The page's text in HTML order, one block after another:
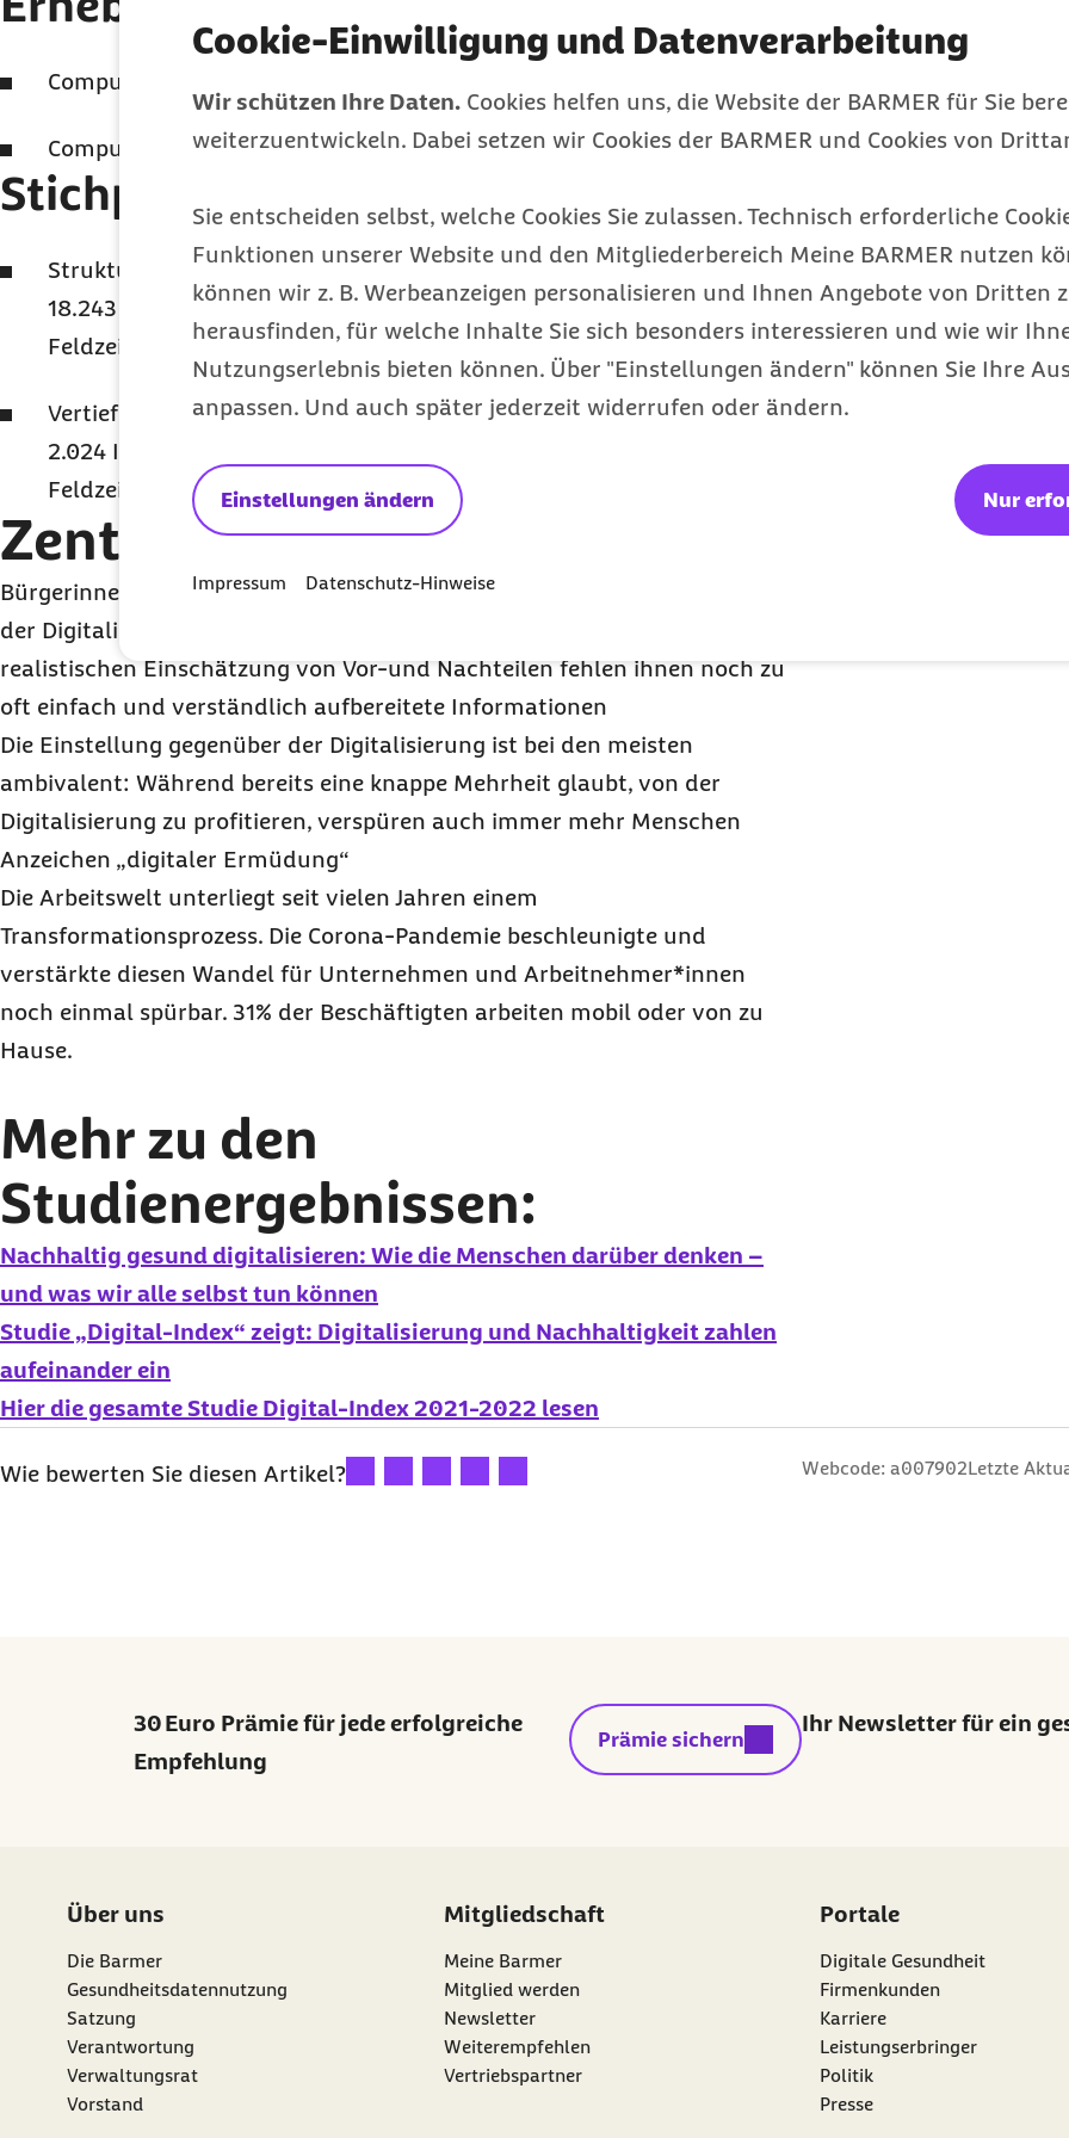
Cookie-Einwilligung und Datenverarbeitung
Wir schützen Ihre Daten. Cookies helfen uns, die Website der BARMER für Sie
weiterzuentwickeln. Dabei setzen wir Cookies der BARMER und Cookies von
Sie entscheiden selbst, welche Cookies Sie zulassen. Technisch erforderliche
Funktionen unserer Website und den Mitgliederbereich Meine BARMER nutzen
können wir z. B. Werbeanzeigen personalisieren und Ihnen Angebote von Dritten
herausfinden, für welche Inhalte Sie sich besonders interessieren und wie wir
Nutzungserlebnis bieten können. Über "Einstellungen ändern" können Sie Ihre
anpassen. Und auch später jederzeit widerrufen oder ändern.
Einstellungen ändern Nur
Impressum Datenschutz-Hinweise
Computergestützte persönlich-mündliche Interviews (CAPI)
ComputergestützteOnline-Interviews (CAWI)
Stichprobe:
Strukturbefragung:
18.243 Interviews in Deutschland
Feldzeit August 2020 bis Juli 2021
Vertiefungsbefragung:
2.024 Interviews in Deutschland
Feldzeit Juli 2021
Zentrale Erkenntnisse:
Bürgerinnen und Bürger haben große Schwierigkeiten, die Auswirkungen
der Digitalisierung auf die ökologische Nachhaltigkeit einzuschätzen. Zur
realistischen Einschätzung von Vor-und Nachteilen fehlen ihnen noch zu
oft einfach und verständlich aufbereitete Informationen
Die Einstellung gegenüber der Digitalisierung ist bei den meisten
ambivalent: Während bereits eine knappe Mehrheit glaubt, von der
Digitalisierung zu profitieren, verspüren auch immer mehr Menschen
Anzeichen „digitaler Ermüdung“
Die Arbeitswelt unterliegt seit vielen Jahren einem
Transformationsprozess. Die Corona-Pandemie beschleunigte und
verstärkte diesen Wandel für Unternehmen und Arbeitnehmer*innen
noch einmal spürbar. 31% der Beschäftigten arbeiten mobil oder von zu
Hause.
Mehr zu den
Studienergebnissen:
Nachhaltig gesund digitalisieren: Wie die Menschen darüber denken –
und was wir alle selbst tun können
Studie „Digital-Index“ zeigt: Digitalisierung und Nachhaltigkeit zahlen
aufeinander ein
Hier die gesamte Studie Digital-Index 2021-2022 lesen
Wie bewerten Sie diesen Artikel?Ihre Bewertung: 1 Stern
Ihre Bewertung: 2 Sterne
Ihre Bewertung: 3 Sterne
Ihre Bewertung: 4 Sterne
Ihre Bewertung: 5 Sterne Webcode: a007902Letzte
30 Euro Prämie für jede erfolgreiche
Empfehlung
externer Link:
Prämie sichern
Ihr Newsletter für ein
Über uns
Die Barmer
Gesundheitsdatennutzung
Satzung
Verantwortung
Verwaltungsrat
Vorstand
Mitgliedschaft
Meine Barmer
Mitglied werden
Newsletter
externer Link:
Weiterempfehlen
Vertriebspartner
Portale
Digitale Gesundheit
Firmenkunden
Karriere
Leistungserbringer
Politik
Presse